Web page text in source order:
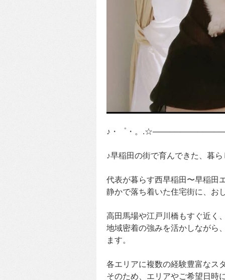
♪・゜・。
♪早稲田の街で育んできた、暮
代表が暮らす西早稲田〜早稲田
静かで落ち着いた住宅街に、お
高田馬場や江戸川橋もすぐ近く
地域密着の強みを活かしながら
ます。
各エリアに複数の経験豊富なス
そのため、エリアやご希望日時